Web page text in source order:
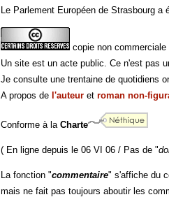
Le Parlement Européen de Strasbourg a
copie non
Un site est un acte public. Ce n'est pas
Je consulte une trentaine de quotidiens
A propos de l'auteur et roman non-
Conforme à la Charte
( En ligne depuis le 06 VI 06 / Pas de "
La fonction "commentaire" s'affiche du
mais ne fait pas toujours aboutir les